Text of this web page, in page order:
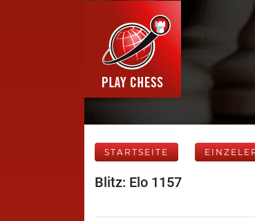
STARTSEITE
Blitz: Elo 1157